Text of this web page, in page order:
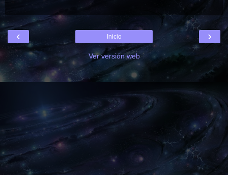
‹ ›
Inicio
Ver versión web